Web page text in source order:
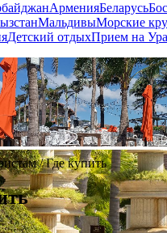
АрменияБеларусь
МальдивыМорские
Детский отдыхПрием на
/Где купить